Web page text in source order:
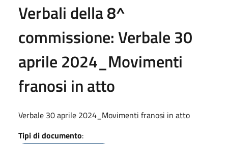
Verbali della 8^
commissione: Verbale 30
aprile 2024_Movimenti
franosi in atto
Verbale 30 aprile 2024_Movimenti franosi in atto
Tipi di documento: